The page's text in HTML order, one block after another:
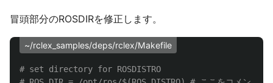
冒頭部分のROSDIRを修正します。
~/rclex_samples/deps/rclex/Makefile
# set directory for ROSDISTRO